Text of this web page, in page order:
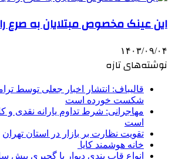
این عینک مخصوص مبتلایان به صرع
۱۴۰۳/۰۹/۰۴
نوشته‌های تازه
قالیباف: انتشار اخبار جعلی توسط
شکست خورده است
مهاجرانی: شرط تداوم یارانه نقدی و
است
تقویت نظارت بر بازار در استان تهران
خانه هوشمند کایا
انواع قاب بندی دیوار با گچبری پیش